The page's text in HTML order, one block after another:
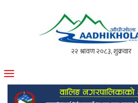
मोफसलकै लोकप्रिय अनलाइन पत्रिका